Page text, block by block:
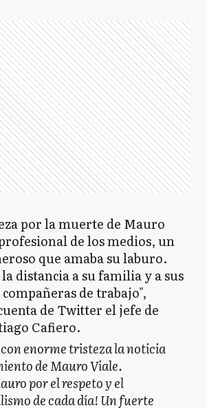
por la muerte de Mauro
de los medios, un
que amaba su laburo.
distancia a su familia y a sus
de trabajo",
de Twitter el jefe de
Cafiero.
enorme tristeza la noticia
de Mauro Viale.
por el respeto y el
de cada día! Un fuerte